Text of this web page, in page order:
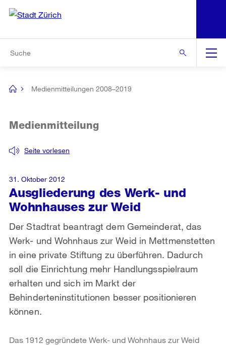
Navigation
[no
Medienmitteilungen 2008–2019
Ausgliederung des Werk- und
Wohnhauses zur Weid
Seite vorlesen
Medienmitteilung
Der Stadtrat beantragt dem Gemeinderat, das
Werk- und Wohnhaus zur Weid in Mettmenstetten
in eine private Stiftung zu überführen. Dadurch
soll die Einrichtung mehr Handlungsspielraum
erhalten und sich im Markt der
Behinderteninstitutionen besser positionieren
können.
31. Oktober 2012
Das 1912 gegründete Werk- und Wohnhaus zur Weid